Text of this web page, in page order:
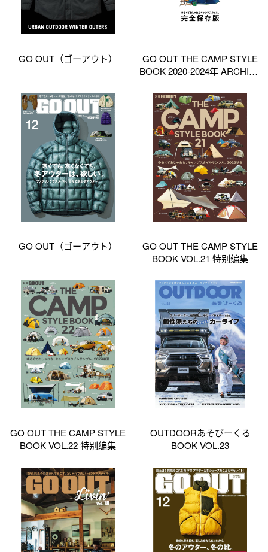
GO OUT（ゴーアウト）
GO OUT THE CAMP STYLE
BOOK 2020-2024年 ARCHIVE
GO OUT（ゴーアウト）
GO OUT THE CAMP STYLE
BOOK VOL.21 特别编集
GO OUT THE CAMP STYLE
BOOK VOL.22 特别编集
OUTDOORあそびーくる
BOOK VOL.23